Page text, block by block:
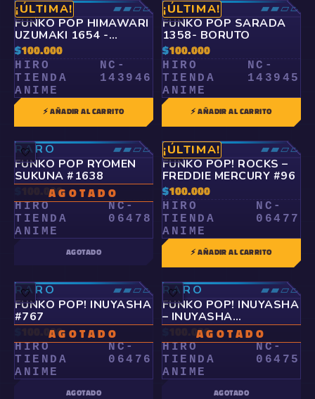
🤍
¡ÚLTIMA!
RARO
▰▰▱▱
FUNKO POP HIMAWARI
UZUMAKI 1654 -
BORUTO:
$100.000
HIRO
TIENDA
ANIME
NC-
143946
⚡ AÑADIR AL CARRITO
🤍
¡ÚLTIMA!
RARO
▰▰▱▱
FUNKO POP SARADA
1358- BORUTO
$100.000
HIRO
TIENDA
ANIME
NC-
143945
⚡ AÑADIR AL CARRITO
🤍
AGOTADO
RARO
▰▰▱▱
FUNKO POP RYOMEN
SUKUNA #1638
100.000
HIRO
TIENDA
ANIME
NC-
06478
AGOTADO
🤍
¡ÚLTIMA!
RARO
▰▰▱▱
FUNKO POP! ROCKS –
FREDDIE MERCURY #96
$100.000
HIRO
TIENDA
ANIME
NC-
06477
⚡ AÑADIR AL CARRITO
🤍
AGOTADO
RARO
▰▰▱▱
FUNKO POP! INUYASHA
#767
100.000
HIRO
TIENDA
ANIME
NC-
06476
AGOTADO
🤍
AGOTADO
RARO
▰▰▱▱
FUNKO POP! INUYASHA
– INUYASHA
ACOSTADO #1928
100.000
HIRO
TIENDA
ANIME
NC-
06475
AGOTADO